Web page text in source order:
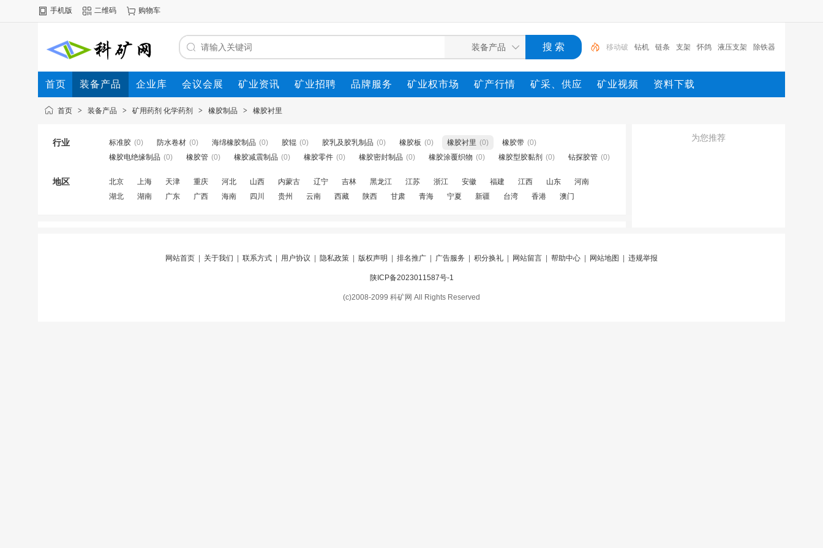
手机版 二维码 购物车
钻机 链条 支架 怀鸽 液压支架 除铁器 锚杆
电机 矿 移动破
首页 装备产品 企业库 会议会展 矿业资讯 矿业招聘 品牌服务 矿业权市场 矿产行情 矿采、供应 矿业视频 资料下载
首页 > 装备产品 > 矿用药剂 化学药剂 > 橡胶制品 > 橡胶衬里
行业 标准胶 (0) 防水卷材 (0) 海绵橡胶制品 (0) 胶辊 (0) 胶乳及胶乳制品 (0) 橡胶板 (0) 橡胶衬里 (0) 橡胶带 (0)
橡胶电绝缘制品 (0) 橡胶管 (0) 橡胶减震制品 (0) 橡胶零件 (0) 橡胶密封制品 (0) 橡胶涂覆织物 (0) 橡胶型胶黏剂 (0) 钻探胶管 (0)
地区 北京 上海 天津 重庆 河北 山西 内蒙古 辽宁 吉林 黑龙江 江苏 浙江 安徽 福建 江西 山东
河南
湖北
湖南 广东 广西 海南 四川 贵州 云南 西藏 陕西 甘肃 青海 宁夏 新疆 台湾 香港 澳门
为您推荐
网站首页 关于我们 联系方式 用户协议 隐私政策 版权声明 排名推广 广告服务 积分换礼 网站留言 帮助中心 网站地图 违规举报
陕ICP备2023011587号-1
(c)2008-2099 科矿网 All Rights Reserved